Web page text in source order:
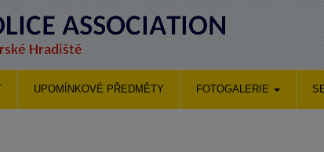
UPOMÍNKOVÉ PŘEDMĚTY FOTOGALERIE